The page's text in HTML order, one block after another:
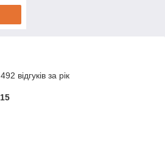
відгуків за рік